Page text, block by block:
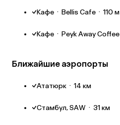
Кафе · Bellis Cafe · 110 м
Кафе · Peyk Away Coffee
Ближайшие аэропорты
Ататюрк · 14 км
Стамбул, SAW · 31 км